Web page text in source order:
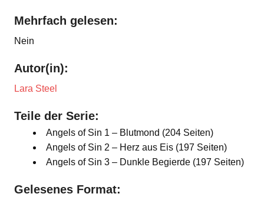
Mehrfach gelesen:
Nein
Autor(in):
Lara Steel
Teile der Serie:
Angels of Sin 1 – Blutmond (204 Seiten)
Angels of Sin 2 – Herz aus Eis (197 Seiten)
Angels of Sin 3 – Dunkle Begierde (197 Seiten)
Gelesenes Format: